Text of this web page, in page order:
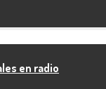
en radio